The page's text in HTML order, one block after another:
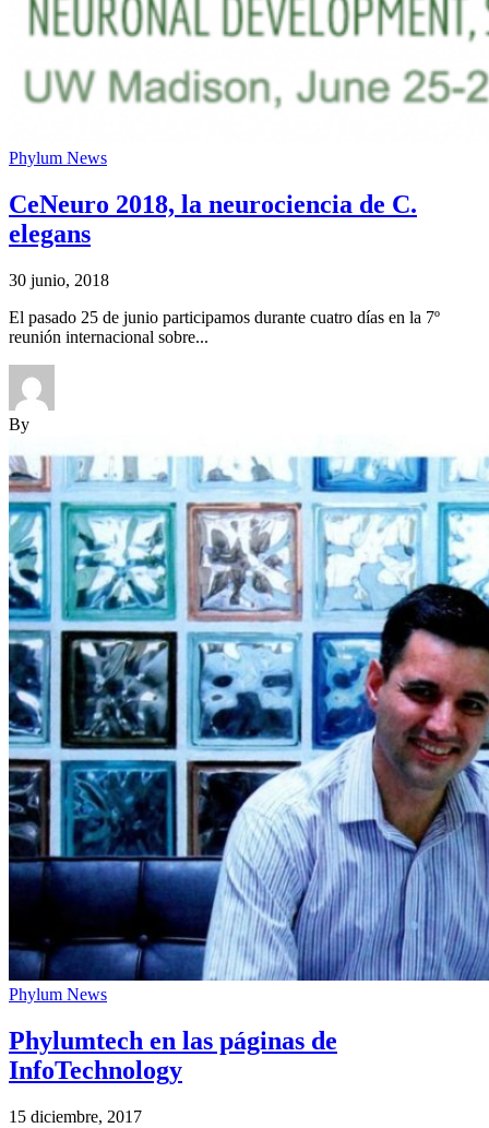
Phylum News
CeNeuro 2018, la neurociencia de C.
elegans
30 junio, 2018
El pasado 25 de junio participamos durante cuatro días en la 7º
reunión internacional sobre...
By
Phylum News
Phylumtech en las páginas de
InfoTechnology
15 diciembre, 2017